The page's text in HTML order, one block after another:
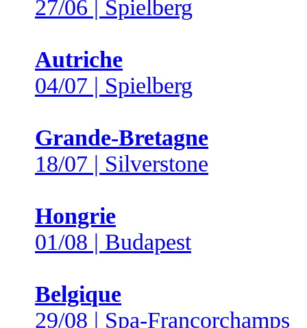
27/06 | Spielberg
Autriche
04/07 | Spielberg
Grande-Bretagne
18/07 | Silverstone
Hongrie
01/08 | Budapest
Belgique
29/08 | Spa-Francorchamps